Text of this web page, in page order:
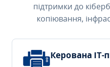
підтримки до
копіювання,
Керована IT-